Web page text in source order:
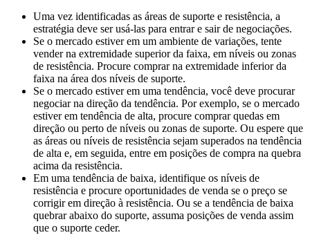
Uma vez identificadas as áreas de suporte e resistência, a
estratégia deve ser usá-las para entrar e sair de negociações.
Se o mercado estiver em um ambiente de variações, tente
vender na extremidade superior da faixa, em níveis ou zonas
de resistência. Procure comprar na extremidade inferior da
faixa na área dos níveis de suporte.
Se o mercado estiver em uma tendência, você deve procurar
negociar na direção da tendência. Por exemplo, se o mercado
estiver em tendência de alta, procure comprar quedas em
direção ou perto de níveis ou zonas de suporte. Ou espere que
as áreas ou níveis de resistência sejam superados na tendência
de alta e, em seguida, entre em posições de compra na quebra
acima da resistência.
Em uma tendência de baixa, identifique os níveis de
resistência e procure oportunidades de venda se o preço se
corrigir em direção à resistência. Ou se a tendência de baixa
quebrar abaixo do suporte, assuma posições de venda assim
que o suporte ceder.